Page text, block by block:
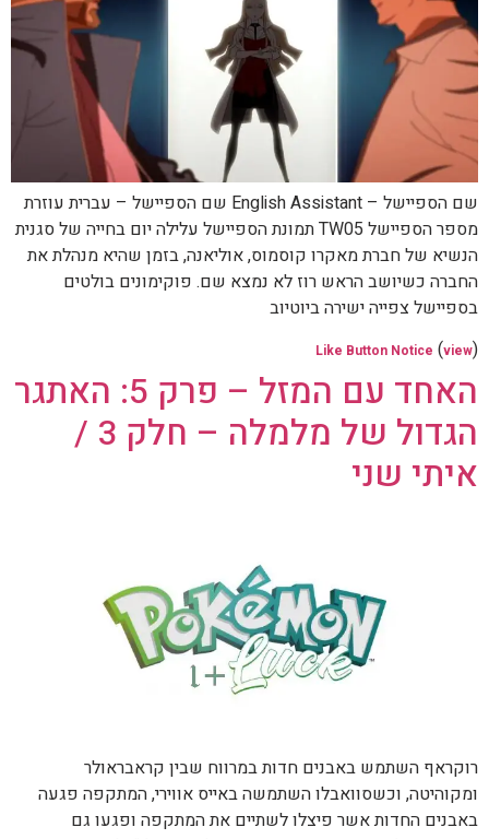
שם הספיישל – English Assistant שם הספיישל – עברית עוזרת
מספר הספיישל TW05 תמונת הספיישל עלילה יום בחייה של סגנית
הנשיא של חברת מאקרו קוסמוס, אוליאנה, בזמן שהיא מנהלת את
החברה כשיושב הראש רוז לא נמצא שם. פוקימונים בולטים
בספיישל צפייה ישירה ביוטיוב
Like Button Notice (view)
האחד עם המזל – פרק 5: האתגר
הגדול של מלמלה – חלק 3 /
איתי שני
רוקראף השתמש באבנים חדות במרווח שבין קראבראולר
ומקוהיטה, וכשסוואבלו השתמשה באייס אווירי, המתקפה פגעה
באבנים החדות אשר פיצלו לשתיים את המתקפה ופגעו גם